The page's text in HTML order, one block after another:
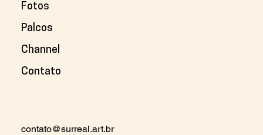
contato@surreal.art.br
Fotos
Palcos
Channel
Contato